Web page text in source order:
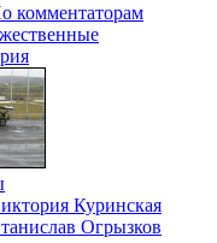
комментаторам
Куринская
Огрызков